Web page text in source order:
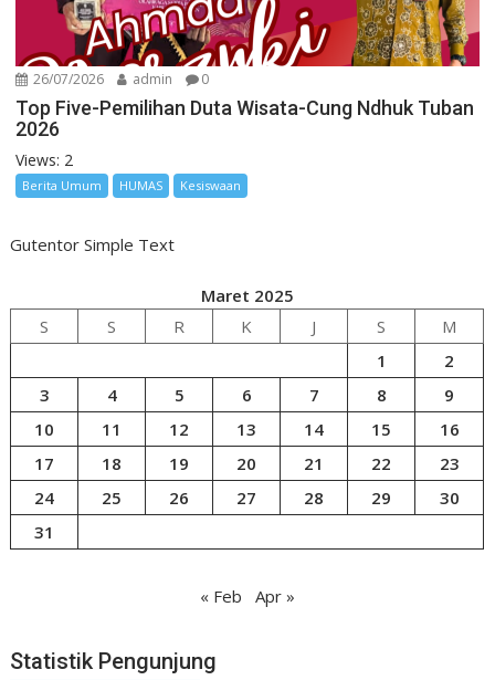
26/07/2026 admin 0
Top Five-Pemilihan Duta Wisata-Cung Ndhuk Tuban
2026
Views: 2
Berita Umum HUMAS Kesiswaan
Gutentor Simple Text
Maret 2025
S
S R K J S
M
1
2
3
4 5 6 7 8
9
10
11 12 13 14 15
16
17
18 19 20 21 22
23
24
25 26 27 28 29
30
31
« Feb Apr »
Statistik Pengunjung